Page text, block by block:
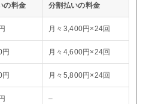
の料金 分割払いの料金
月々3,400円×24回
円 月々4,600円×24回
円 月々5,800円×24回
–